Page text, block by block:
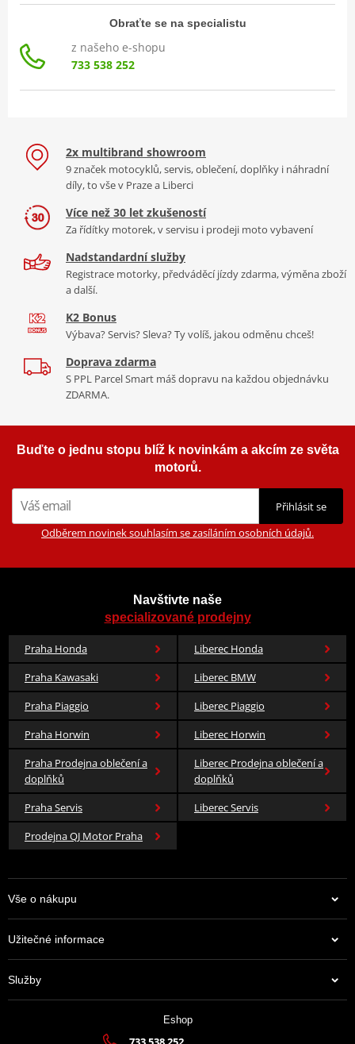
Obraťte se na specialistu
z našeho e-shopu
733 538 252
2x multibrand showroom
9 značek motocyklů, servis, oblečení, doplňky i náhradní
díly, to vše v Praze a Liberci
Více než 30 let zkušeností
Za řídítky motorek, v servisu i prodeji moto vybavení
Nadstandardní služby
Registrace motorky, předváděcí jízdy zdarma, výměna zboží
a další.
K2 Bonus
Výbava? Servis? Sleva? Ty volíš, jakou odměnu chceš!
Doprava zdarma
S PPL Parcel Smart máš dopravu na každou objednávku
ZDARMA.
Buďte o jednu stopu blíž k novinkám a akcím ze světa
motorů.
Přihlásit se
Odběrem novinek souhlasím se zasíláním osobních údajů.
Navštivte naše
specializované prodejny
Praha Honda
Liberec Honda
Praha Kawasaki
Liberec BMW
Praha Piaggio
Liberec Piaggio
Praha Horwin
Liberec Horwin
Praha Prodejna oblečení a
doplňků
Liberec Prodejna oblečení a
doplňků
Praha Servis
Liberec Servis
Prodejna QJ Motor Praha
Vše o nákupu
Užitečné informace
Služby
Eshop